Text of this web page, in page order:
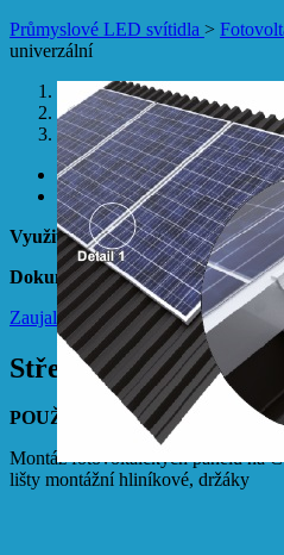
Průmyslové LED svítidla >
univerzální
2
3
Previous
Next
Využití
Dokumenty
Zaujal vás produkt? Kontaktujte nás
Středový úchyt
POUŽITÍ
Montáž fotovoltaických panelů na
lišty montážní hliníkové, držáky